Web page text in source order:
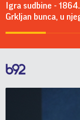
Igra sudbine -
Grkljan bunca, u